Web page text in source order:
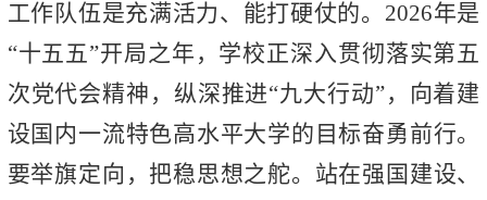
工作队伍是充满活力、能打硬仗的。2026年是
“十五五”开局之年，学校正深入贯彻落实第五
次党代会精神，纵深推进“九大行动”，向着建
设国内一流特色高水平大学的目标奋勇前行。
要举旗定向，把稳思想之舵。站在强国建设、